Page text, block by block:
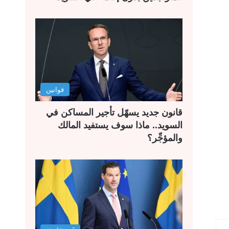
قوانين
قانون جديد يسهّل تأجير المساكن في
السويد.. ماذا سوف يستفيد المالك
والمؤجِّر؟